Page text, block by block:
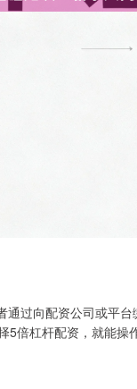
过向配资公司或平
倍杠杆配资，就能操